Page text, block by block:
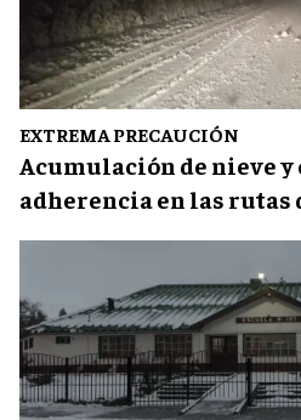
EXTREMA PRECAUCIÓN
Acumulación de nieve y
adherencia en las rutas